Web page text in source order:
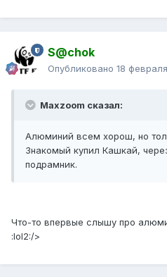
S@chok
Опубликовано 18
Maxzoom сказал:
Алюминий всем хорош, но
Знакомый купил Кашкай,
подрамник.
Что-то впервые слышу про
:lol2:/>